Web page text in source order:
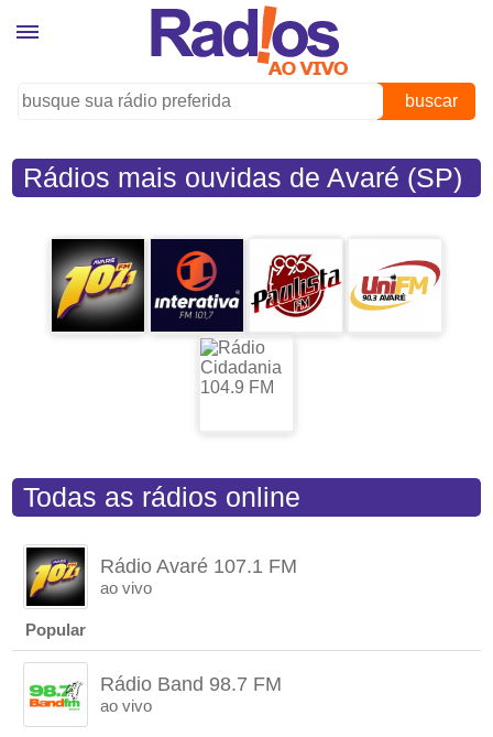
buscar
Rádios mais ouvidas de Avaré (SP)
Todas as rádios online
Rádio Avaré 107.1 FM
ao vivo
Popular
Rádio Band 98.7 FM
ao vivo